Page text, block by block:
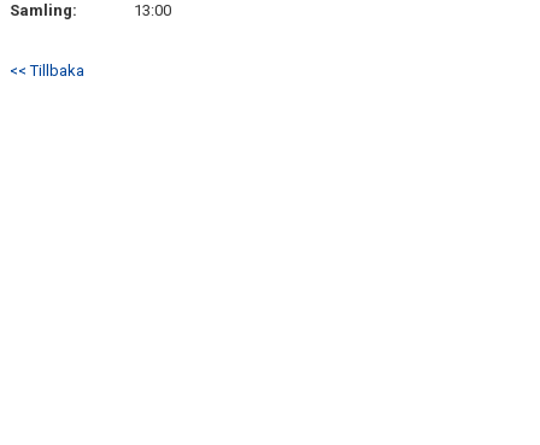
Samling:
13:00
<< Tillbaka